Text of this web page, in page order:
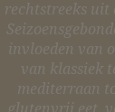
rechtstreeks uit
invloeden van
van klassiek
mediterraan